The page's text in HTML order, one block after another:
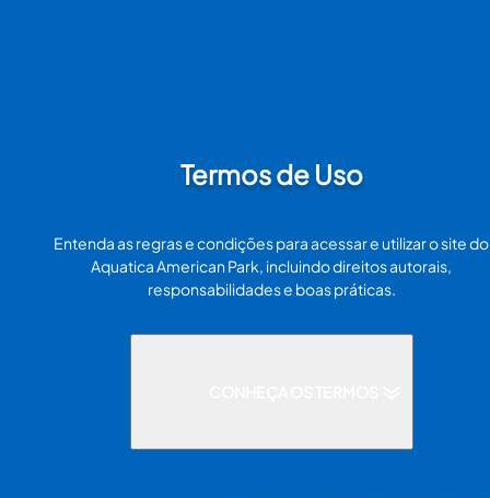
Termos de Uso
Entenda as regras e condições para acessar e utilizar o site do
Aquatica American Park, incluindo direitos autorais,
responsabilidades e boas práticas.